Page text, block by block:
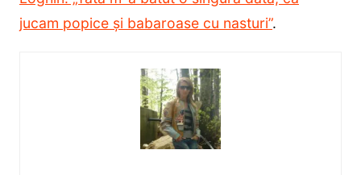
jucam popice și babaroase cu nasturi”.